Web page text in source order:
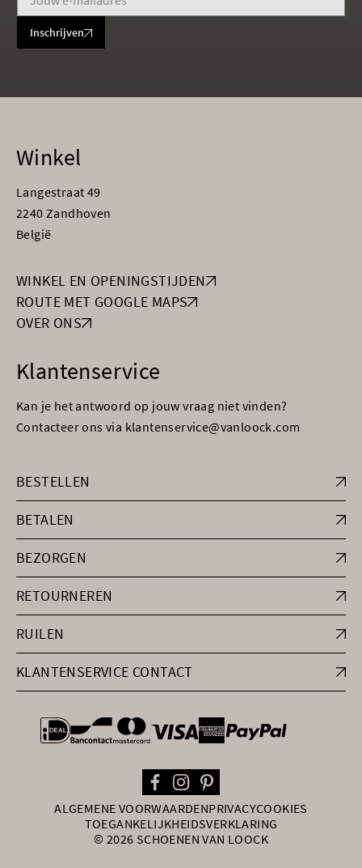
Inschrijven
Winkel
Langestraat 49
2240 Zandhoven
België
WINKEL EN OPENINGSTIJDEN
ROUTE MET GOOGLE MAPS
OVER ONS
Klantenservice
Kan je het antwoord op jouw vraag niet vinden?
Contacteer ons via klantenservice@vanloock.com
BESTELLEN
BETALEN
BEZORGEN
RETOURNEREN
RUILEN
KLANTENSERVICE CONTACT
general.paymentOptions
ALGEMENE VOORWAARDENPRIVACYCOOKIES
TOEGANKELIJKHEIDSVERKLARING
© 2026 SCHOENEN VAN LOOCK